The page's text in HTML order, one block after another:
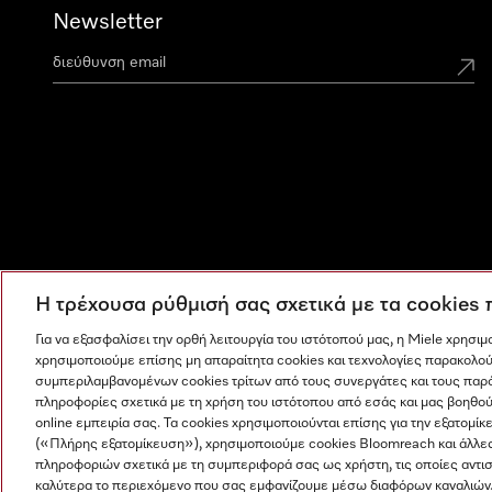
Newsletter
Η εταιρεία μας Όροι και Προϋποθέσεις Προστασία
Η τρέχουσα ρύθμισή σας σχετικά με τα
Για να εξασφαλίσει την ορθή λειτουργία του ιστότοπού μας, η Miele
χρησιμοποιούμε επίσης μη απαραίτητα cookies και τεχνολογίες
συμπεριλαμβανομένων cookies τρίτων από τους συνεργάτες και τους
πληροφορίες σχετικά με τη χρήση του ιστότοπου από εσάς και μας
online εμπειρία σας. Τα cookies χρησιμοποιούνται επίσης για την
(«Πλήρης εξατομίκευση»), χρησιμοποιούμε cookies Bloomreach και
πληροφοριών σχετικά με τη συμπεριφορά σας ως χρήστη, τις οποίες
καλύτερα το περιεχόμενο που σας εμφανίζουμε μέσω διαφόρων